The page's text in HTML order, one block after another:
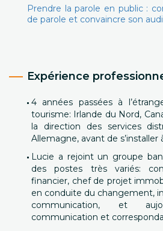
Prendre la parole en public :
de parole et convaincre son
Expérience
4 années passées à
tourisme: Irlande du Nord,
la direction des services
Allemagne, avant de s’installer
Lucie a rejoint un groupe
des postes très variés:
financier, chef de projet
en conduite du changement,
communication, et
communication et